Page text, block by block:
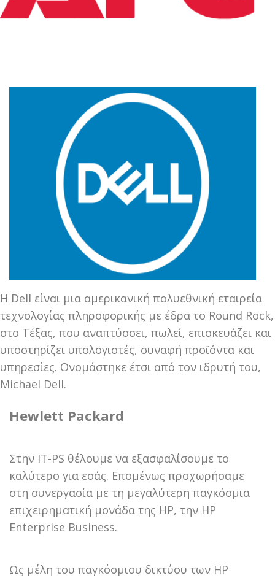
Η Dell είναι μια αμερικανική πολυεθνική εταιρεία
τεχνολογίας πληροφορικής με έδρα το Round Rock,
στο Τέξας, που αναπτύσσει, πωλεί, επισκευάζει και
υποστηρίζει υπολογιστές, συναφή προϊόντα και
υπηρεσίες. Ονομάστηκε έτσι από τον ιδρυτή του,
Michael Dell.
Hewlett Packard
Στην IT-PS θέλουμε να εξασφαλίσουμε το
καλύτερο για εσάς. Επομένως προχωρήσαμε
στη συνεργασία με τη μεγαλύτερη παγκόσμια
επιχειρηματική μονάδα της HP, την HP
Enterprise Business.
Ως μέλη του παγκόσμιου δικτύου των HP